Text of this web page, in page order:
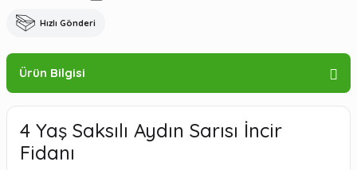
Hızlı Gönderi
Ürün Bilgisi
4 Yaş Saksılı Aydın Sarısı İncir
Fidanı